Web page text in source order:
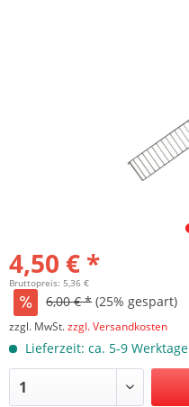
4,50 € *
Bruttopreis: 5,36 €
6,00 € * (25% gespart)
zzgl. MwSt.zzgl. Versandkosten
Lieferzeit: ca. 5-9 Werktage